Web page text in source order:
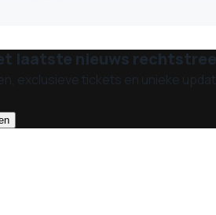
laatste nieuws
exclusieve tickets en unieke